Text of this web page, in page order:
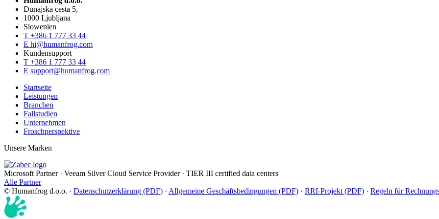
Dunajska cesta 5,
1000 Ljubljana
Slowenien
T +386 1 777 33 44
E hi@humanfrog.com
Kundensupport
T +386 1 777 33 44
E support@humanfrog.com
Startseite
Leistungen
Branchen
Fallstudien
Unternehmen
Froschperspektive
Unsere Marken
Microsoft Partner · Veeam Silver Cloud Service Provider · TIER III certified data centers
Alle Partner
© Humanfrog d.o.o. · Datenschutzerklärung (PDF) · Allgemeine Geschäftsbedingungen (PDF) · RRI-Projekt (PDF) · Regeln für